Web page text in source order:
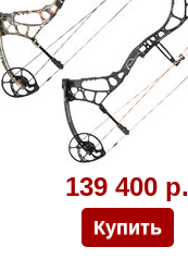
139 400 р.